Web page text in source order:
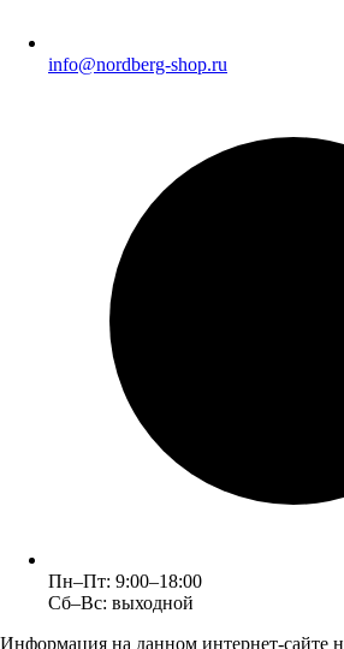
info@nordberg-shop.ru
Пн–Пт: 9:00–18:00
Сб–Вс: выходной
Информация на данном интернет-сайте